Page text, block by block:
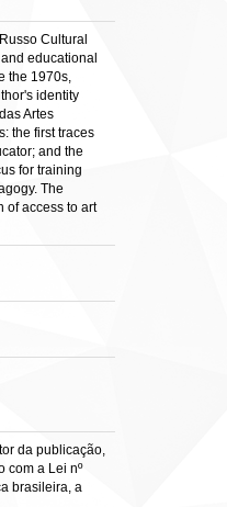
Cultural
educational
the 1970s,
identity
Artes
the first traces
and the
for training
The
of access to art
da publicação,
com a Lei nº
brasileira, a